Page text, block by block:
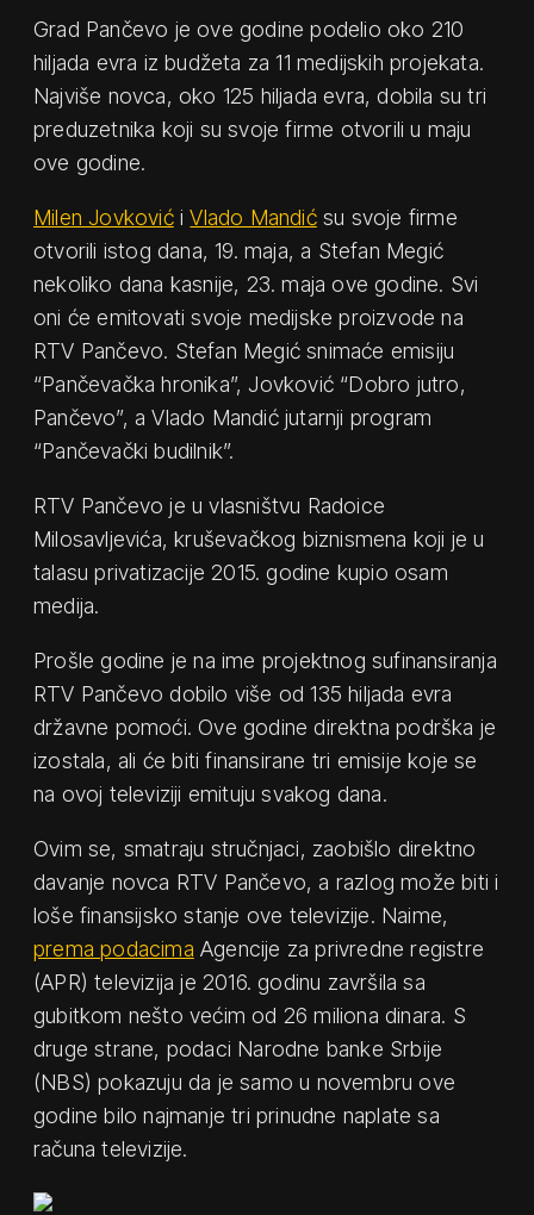
Grad Pančevo je ove godine podelio oko 210
hiljada evra iz budžeta za 11 medijskih projekata.
Najviše novca, oko 125 hiljada evra, dobila su tri
preduzetnika koji su svoje firme otvorili u maju
ove godine.
Milen JovkovićiVlado Mandićsu svoje firme
otvorili istog dana, 19. maja, a Stefan Megić
nekoliko dana kasnije, 23. maja ove godine. Svi
oni će emitovati svoje medijske proizvode na
RTV Pančevo. Stefan Megić snimaće emisiju
“Pančevačka hronika”, Jovković “Dobro jutro,
Pančevo”, a Vlado Mandić jutarnji program
“Pančevački budilnik”.
RTV Pančevo je u vlasništvu Radoice
Milosavljevića, kruševačkog biznismena koji je u
talasu privatizacije 2015. godine kupio osam
medija.
Prošle godine je na ime projektnog sufinansiranja
RTV Pančevo dobilo više od 135 hiljada evra
državne pomoći. Ove godine direktna podrška je
izostala, ali će biti finansirane tri emisije koje se
na ovoj televiziji emituju svakog dana.
Ovim se, smatraju stručnjaci, zaobišlo direktno
davanje novca RTV Pančevo, a razlog može biti i
loše finansijsko stanje ove televizije. Naime,
prema podacima Agencije za privredne registre
(APR) televizija je 2016. godinu završila sa
gubitkom nešto većim od 26 miliona dinara. S
druge strane, podaci Narodne banke Srbije
(NBS) pokazuju da je samo u novembru ove
godine bilo najmanje tri prinudne naplate sa
računa televizije.